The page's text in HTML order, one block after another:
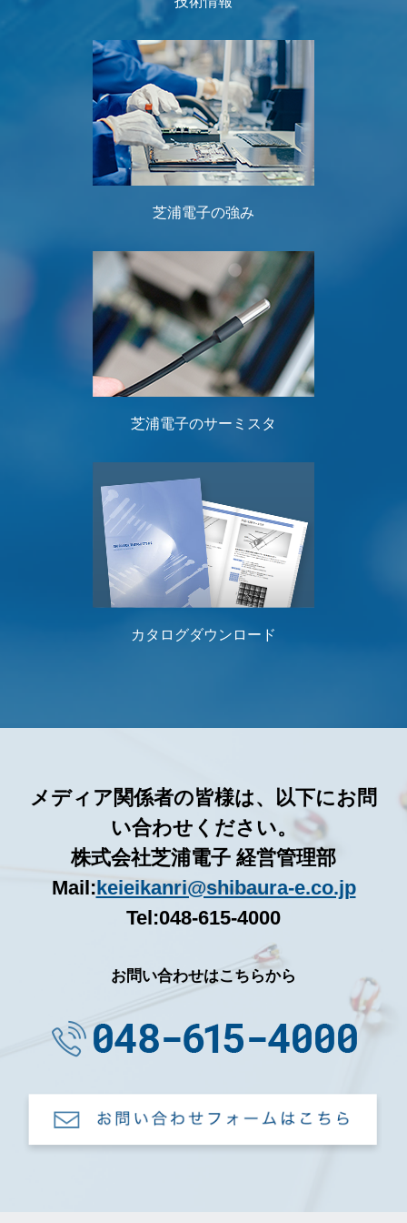
芝浦電子の強み
芝浦電子のサーミスタ
カタログダウンロード
メディア関係者の皆様は、以下にお問
い合わせください。
株式会社芝浦電子 経営管理部
Mail:keieikanri@shibaura-e.co.jp
Tel:048-615-4000
お問い合わせはこちらから